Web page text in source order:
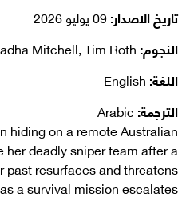
تاريخ الاصدار:
النجوم:
اللغة:
الترجمة:
hiding on a remote Australian
deadly sniper team after a
past resurfaces and threatens
a survival mission escalates